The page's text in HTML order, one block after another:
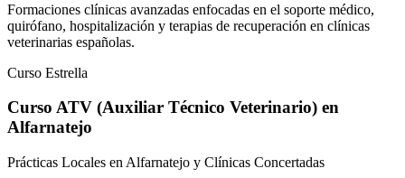
Formaciones clínicas avanzadas enfocadas en el soporte médico,
quirófano, hospitalización y terapias de recuperación en clínicas
veterinarias españolas.
Curso Estrella
Curso ATV (Auxiliar Técnico Veterinario) en
Alfarnatejo
Prácticas Locales en Alfarnatejo y Clínicas Concertadas